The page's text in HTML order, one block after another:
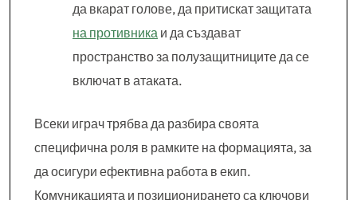
да вкарат голове, да притискат защитата
на противника и да създават
пространство за полузащитниците да се
включат в атаката.
Всеки играч трябва да разбира своята
специфична роля в рамките на формацията, за
да осигури ефективна работа в екип.
Комуникацията и позиционирането са ключови